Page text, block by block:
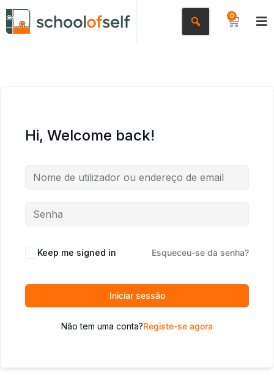
0
Hi, Welcome back!
Keep me signed in Esqueceu-se da senha?
Iniciar sessão
Não tem uma conta?Registe-se agora